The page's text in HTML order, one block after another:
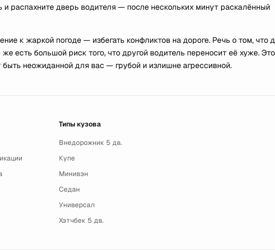
распахните дверь водителя — после нескольких минут раскалённый
к жаркой погоде — избегать конфликтов на дороге. Речь о том, что
есть большой риск того, что другой водитель переносит её хуже. Это
неожиданной для вас — грубой и излишне агрессивной.
Типы кузова
Внедорожник 5 дв.
Купе
Минивэн
Седан
Универсал
Хэтчбек 5 дв.